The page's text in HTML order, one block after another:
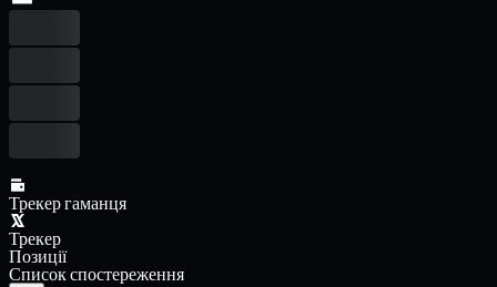
Трекер гаманця
Трекер
Позиції
Список спостереження